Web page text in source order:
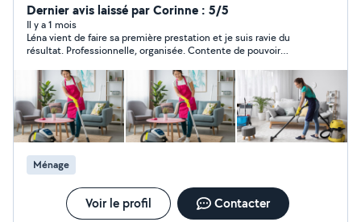
Dernier avis laissé par Corinne : 5/5
Il y a 1 mois
Léna vient de faire sa première prestation et je suis ravie du
résultat. Professionnelle, organisée. Contente de pouvoir
Ménage
Voir le profil Contacter